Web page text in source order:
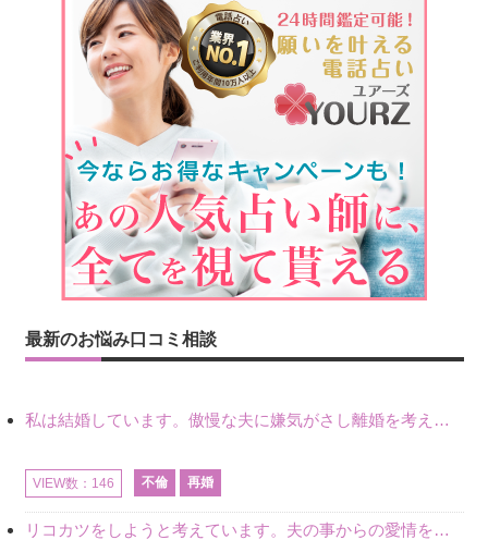
最新のお悩み口コミ相談
私は結婚しています。傲慢な夫に嫌気がさし離婚を考えていたときに、彼と出会いました。彼には恋人がいましたが、話をするうちに、夫とのことを相談するようにな
VIEW数：146 不倫 再婚
リコカツをしようと考えています。夫の事からの愛情を全く感じません。子供がいるので、子供が成長するまではと我慢しています。 まず、お金が必要だと考え、仕事の量も増やしました。ところが、夫は働かず、結局は